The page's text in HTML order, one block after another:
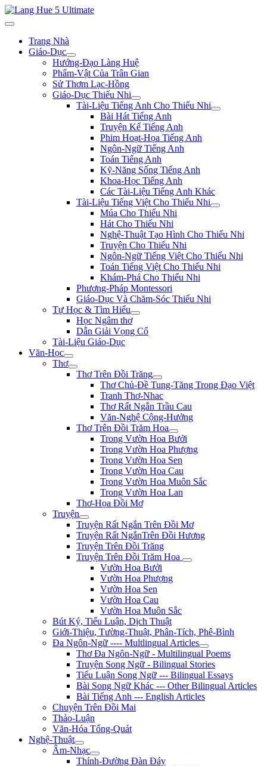
Trang Nhà
Giáo-Dục
Hướng-Đạo Làng Huệ
Phẩm-Vật Của Trân Gian
Sử Thơm Lạc-Hồng
Giáo-Dục Thiếu Nhi
Tài-Liệu Tiếng Anh Cho Thiếu Nhi
Bài Hát Tiếng Anh
Truyện Kể Tiếng Anh
Phim Hoạt-Họa Tiếng Anh
Ngôn-Ngữ Tiếng Anh
Toán Tiếng Anh
Kỹ-Năng Sống Tiếng Anh
Khoa-Học Tiếng Anh
Các Tài-Liệu Tiếng Anh Khác
Tài-Liệu Tiếng Việt Cho Thiếu Nhi
Múa Cho Thiếu Nhi
Hát Cho Thiếu Nhi
Nghệ-Thuật Tạo Hình Cho Thiếu Nhi
Truyện Cho Thiếu Nhi
Ngôn-Ngữ Tiếng Việt Cho Thiếu Nhi
Toán Tiếng Việt Cho Thiếu Nhi
Khám-Phá Cho Thiếu Nhi
Phương-Pháp Montessori
Giáo-Dục Và Chăm-Sóc Thiếu Nhi
Tự Học & Tìm Hiểu
Học Ngâm thơ
Dẫn Giải Vọng Cổ
Tài-Liệu Giáo-Dục
Văn-Học
Thơ
Thơ Trên Đồi Trăng
Thơ Chủ-Đề Tung-Tăng Trong Đạo Việt
Tranh Thơ-Nhac
Thơ Rất Ngắn Trầu Cau
Văn-Nghệ Cộng-Hưởng
Thơ Trên Đồi Trăm Hoa
Trong Vườn Hoa Bưởi
Trong Vườn Hoa Phượng
Trong Vườn Hoa Sen
Trong Vườn Hoa Cau
Trong Vườn Hoa Muôn Sắc
Trong Vườn Hoa Lan
Thơ-Họa Đồi Mơ
Truyện
Truyện Rất Ngắn Trên Đồi Mơ
Truyện Rất NgắnTrên Đồi Hương
Truyện Trên Đồi Trăng
Truyện Trên Đồi Trăm Hoa
Vườn Hoa Bưởi
Vườn Hoa Phượng
Vườn Hoa Sen
Vườn Hoa Cau
Vườn Hoa Muôn Sắc
Bút Ký, Tiểu Luận, Dịch Thuật
Giới-Thiệu, Tường-Thuật, Phân-Tích, Phê-Bình
Đa Ngôn-Ngữ ---- Multlingual Articles
Thơ Đa Ngôn-Ngữ - Multilingual Poems
Truyện Song Ngữ - Bilingual Stories
Tiểu Luận Song Ngữ --- Bilingual Essays
Bài Song Ngữ Khác --- Other Bilingual Articles
Bài Tiếng Anh --- English Articles
Chuyện Trên Đồi Mai
Thảo-Luận
Văn-Hóa Tổng-Quát
Nghệ-Thuật
Âm-Nhạc
Thính-Đường Đàn Đáy